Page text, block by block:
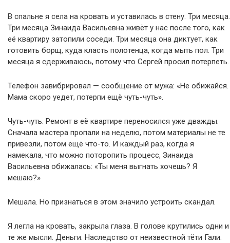
В спальне я села на кровать и уставилась в стену. Три месяца.
Три месяца Зинаида Васильевна живёт у нас после того, как
её квартиру затопили соседи. Три месяца она диктует, как
готовить борщ, куда класть полотенца, когда мыть пол. Три
месяца я сдерживаюсь, потому что Сергей просил потерпеть.
Телефон завибрировал — сообщение от мужа: «Не обижайся.
Мама скоро уедет, потерпи ещё чуть-чуть».
Чуть-чуть. Ремонт в её квартире переносился уже дважды.
Сначала мастера пропали на неделю, потом материалы не те
привезли, потом ещё что-то. И каждый раз, когда я
намекала, что можно поторопить процесс, Зинаида
Васильевна обижалась: «Ты меня выгнать хочешь? Я
мешаю?»
Мешала. Но признаться в этом значило устроить скандал.
Я легла на кровать, закрыла глаза. В голове крутились одни и
те же мысли. Деньги. Наследство от неизвестной тёти Гали.